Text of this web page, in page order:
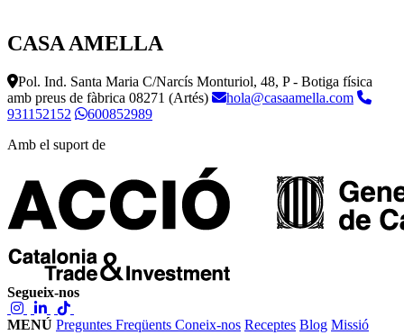
CASA AMELLA
Pol. Ind. Santa Maria C/Narcís Monturiol, 48, P - Botiga física
amb preus de fàbrica 08271 (Artés)
hola@casaamella.com
931152152
600852989
Amb el suport de
Segueix-nos
MENÚ Preguntes Freqüents Coneix-nos Receptes Blog Missió